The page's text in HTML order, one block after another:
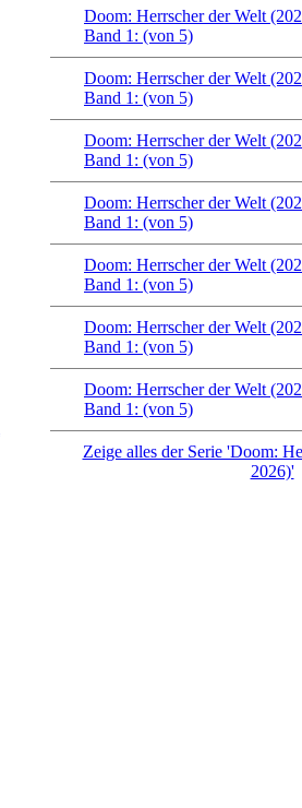
Doom: Herrscher der Welt
Band 1: (von 5)
Doom: Herrscher der Welt
Band 1: (von 5)
Doom: Herrscher der Welt
Band 1: (von 5)
Doom: Herrscher der Welt
Band 1: (von 5)
Doom: Herrscher der Welt
Band 1: (von 5)
Doom: Herrscher der Welt
Band 1: (von 5)
Doom: Herrscher der Welt
Band 1: (von 5)
Zeige alles der Serie 'Doom:
2026)'